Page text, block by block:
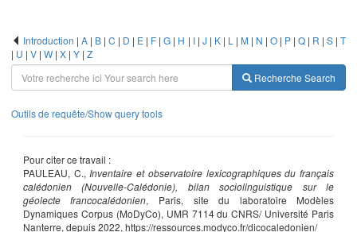
Introduction |A | B |C | D | E | F |G | H | I| J | K| L | M| N | O| P|Q | R |S |T
| U | V| W| X| Y| Z
Recherche Search
Outils de requête/Show query tools
Pour citer ce travail :
PAULEAU, C., Inventaire et observatoire lexicographiques du français
calédonien (Nouvelle-Calédonie), bilan sociolinguistique sur le
géolecte francocalédonien, Paris, site du laboratoire Modèles
Dynamiques Corpus (MoDyCo), UMR 7114 du CNRS/ Université Paris
Nanterre, depuis 2022, https://ressources.modyco.fr/dicocaledonien/